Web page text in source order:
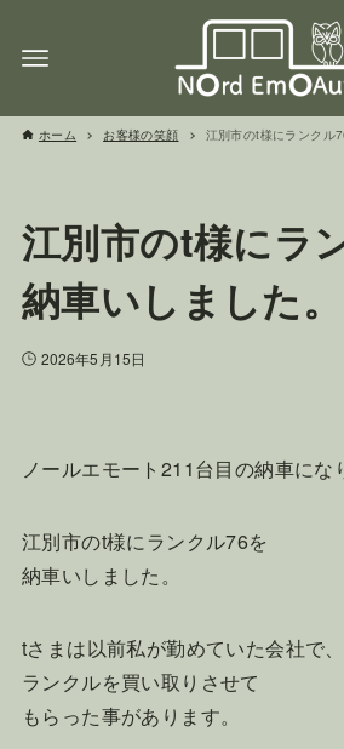
ホーム お客様の笑顔 江別市のt様にランクル
江別市のt様にラ
納車いしました。
2026年5月15日
ノールエモート211台目の納車にな
江別市のt様にランクル76を
納車いしました。
tさまは以前私が勤めていた会社で、
ランクルを買い取りさせて
もらった事があります。